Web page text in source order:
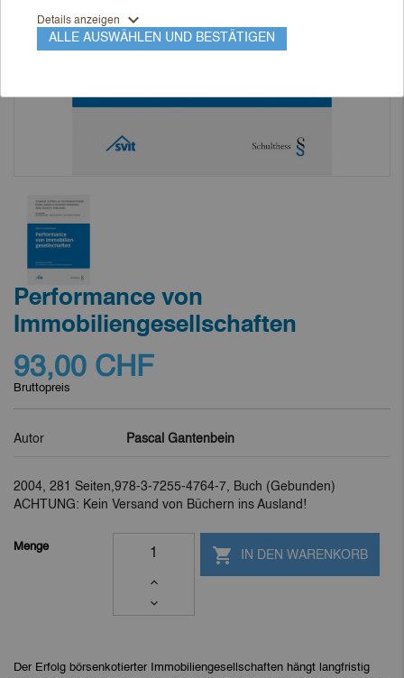
Performance von
Immobiliengesellschaften
93,00 CHF
Bruttopreis
Autor Pascal Gantenbein
2004, 281 Seiten,978-3-7255-4764-7, Buch (Gebunden)
ACHTUNG: Kein Versand von Büchern ins Ausland!
Menge  IN DEN WARENKORB
Der Erfolg börsenkotierter Immobiliengesellschaften hängt langfristig
Details anzeigen expand_more
ALLE AUSWÄHLEN UND BESTÄTIGEN